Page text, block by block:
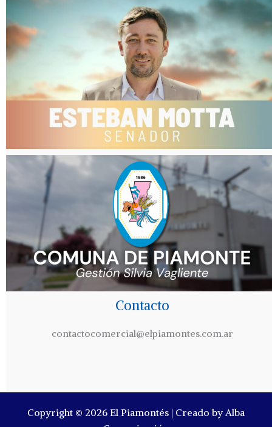
Contacto
contactocomercial@elpiamontes.com.ar
Copyright © 2026 El Piamontés | Creado by Alba